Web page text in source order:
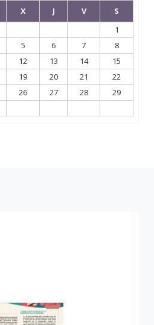
X J V
S
1
5 6 7
8
12 13 14
15
19 20 21
22
26 27 28
29